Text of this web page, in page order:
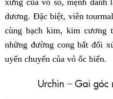
dương. Đặc biệt, viên
cùng bạch kim, kim cương
những đường cong bất đối
uyển chuyển của vỏ ốc biển.
Urchin – Gai góc